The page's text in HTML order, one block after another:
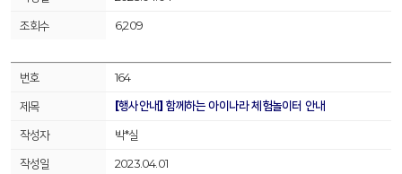
6,209
164
[행사안내] 함께하는 아이나라 체험놀이터 안내
박*실
2023.04.01